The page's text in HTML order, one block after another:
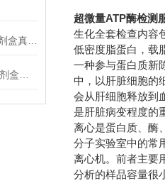
超微量ATP酶检测
生化全套检查内容
低密度脂蛋白，载
一种参与蛋白质新
中，以肝脏细胞的
会从肝细胞释放到
是肝脏病变程度的
离心是蛋白质、酶
分子实验室中的常
离心机。前者主要
分析的样品容量很